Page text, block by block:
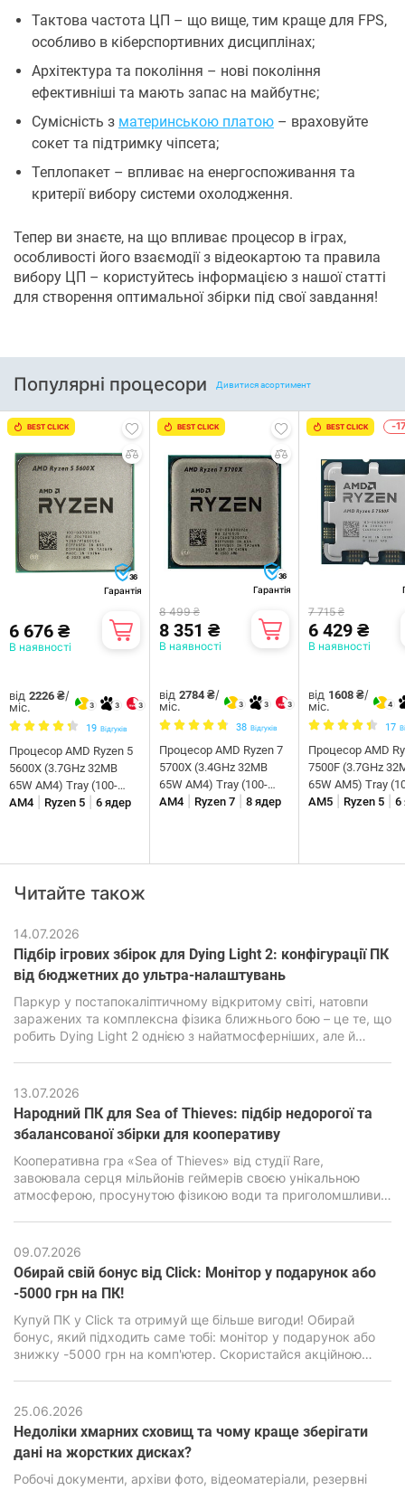
Тактова частота ЦП – що вище, тим краще для FPS,
особливо в кіберспортивних дисциплінах;
Архітектура та покоління – нові покоління
ефективніші та мають запас на майбутнє;
Сумісність з материнською платою – враховуйте
сокет та підтримку чіпсета;
Теплопакет – впливає на енергоспоживання та
критерії вибору системи охолодження.
Тепер ви знаєте, на що впливає процесор в іграх,
особливості його взаємодії з відеокартою та правила
вибору ЦП – користуйтесь інформацією з нашої статті
для створення оптимальної збірки під свої завдання!
Популярні процесори Дивитися асортимент
BEST CLICK
36
Гарантія
6 676 ₴
В наявності
від 2226 ₴/
міс.
3 3 3
19 Відгуків
Процесор AMD Ryzen 5
5600X (3.7GHz 32MB
65W AM4) Tray (100-
000000065)
AM4 Ryzen 5 6 ядер
BEST CLICK
36
Гарантія
8 499 ₴
8 351 ₴
В наявності
від 2784 ₴/
міс.
3 3 3
38 Відгуків
Процесор AMD Ryzen 7
5700X (3.4GHz 32MB
65W AM4) Tray (100-
000000926)
AM4 Ryzen 7 8 ядер
BEST CLICK -
7 715 ₴
6 429 ₴
В наявності
від 1608 ₴/
міс.
4
17
Процесор AMD
7500F (3.7GHz
65W AM5) Tray
000000597)
AM5 Ryzen 5 6
Читайте також
14.07.2026
Підбір ігрових збірок для Dying Light 2: конфігурації ПК
від бюджетних до ультра-налаштувань
Паркур у постапокаліптичному відкритому світі, натовпи
заражених та комплексна фізика ближнього бою – це те, що
робить Dying Light 2 однією з найатмосферніших, але й
гарну картинку, просунуту симуляцію та реалістичну фізику
вимагає підвищеної продуктивності від ПК.
13.07.2026
Народний ПК для Sea of ​​Thieves: підбір недорогої та
збалансованої збірки для кооперативу
Кооперативна гра «Sea of ​​Thieves» від студії Rare,
завоювала серця мільйонів геймерів своєю унікальною
атмосферою, просунутою фізикою води та приголомшливим
навантажити навіть сучасні ПК, особливо бюджетного
класу.
09.07.2026
Обирай свій бонус від Click: Монітор у подарунок або
-5000 грн на ПК!
Купуй ПК у Click та отримуй ще більше вигоди! Обирай
бонус, який підходить саме тобі: монітор у подарунок або
знижку -5000 грн на комп'ютер. Скористайся акційною
25.06.2026
Недоліки хмарних сховищ та чому краще зберігати
дані на жорстких дисках?
Робочі документи, архіви фото, відеоматеріали, резервні